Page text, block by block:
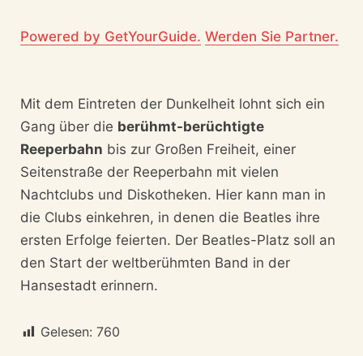
Powered by GetYourGuide. Werden Sie Partner.
Mit dem Eintreten der Dunkelheit lohnt sich ein
Gang über die berühmt-berüchtigte
Reeperbahn bis zur Großen Freiheit, einer
Seitenstraße der Reeperbahn mit vielen
Nachtclubs und Diskotheken. Hier kann man in
die Clubs einkehren, in denen die Beatles ihre
ersten Erfolge feierten. Der Beatles-Platz soll an
den Start der weltberühmten Band in der
Hansestadt erinnern.
Gelesen: 760